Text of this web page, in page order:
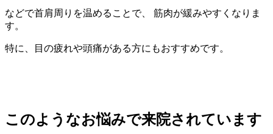
などで首肩周りを温めることで、 筋肉が緩みやすくなりま
す。
特に、目の疲れや頭痛がある方にもおすすめです。
このようなお悩みで来院されています